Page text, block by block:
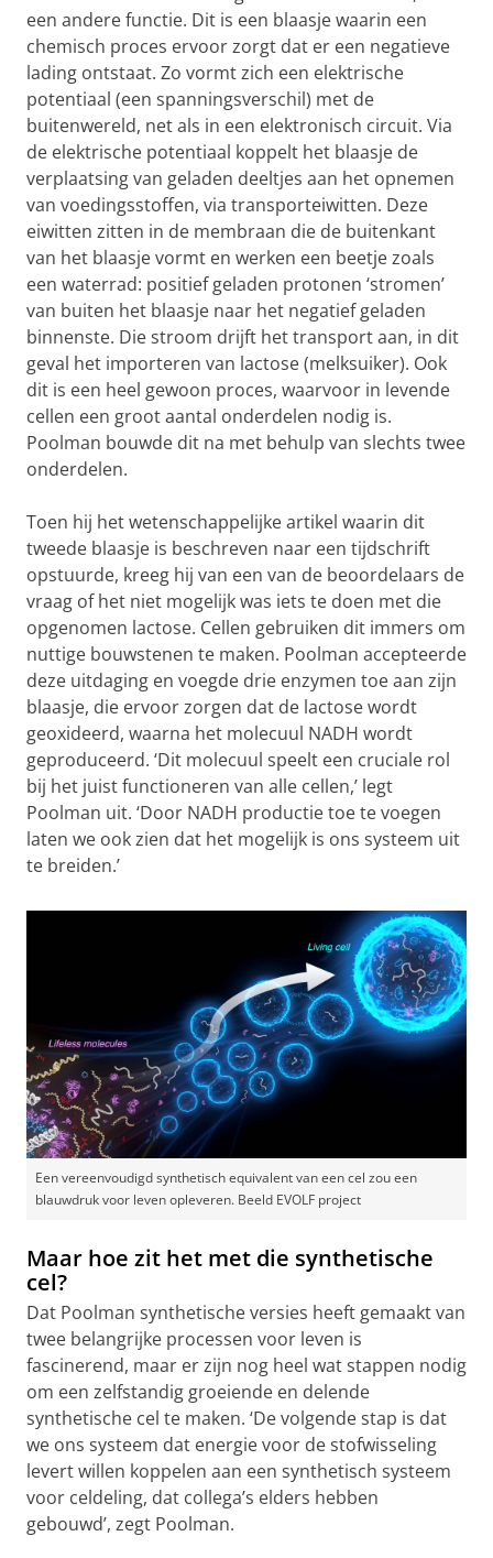
een andere functie. Dit is een blaasje waarin een
chemisch proces ervoor zorgt dat er een negatieve
lading ontstaat. Zo vormt zich een elektrische
potentiaal (een spanningsverschil) met de
buitenwereld, net als in een elektronisch circuit. Via
de elektrische potentiaal koppelt het blaasje de
verplaatsing van geladen deeltjes aan het opnemen
van voedingsstoffen, via transporteiwitten. Deze
eiwitten zitten in de membraan die de buitenkant
van het blaasje vormt en werken een beetje zoals
een waterrad: positief geladen protonen ‘stromen’
van buiten het blaasje naar het negatief geladen
binnenste. Die stroom drijft het transport aan, in dit
geval het importeren van lactose (melksuiker). Ook
dit is een heel gewoon proces, waarvoor in levende
cellen een groot aantal onderdelen nodig is.
Poolman bouwde dit na met behulp van slechts twee
onderdelen.
Toen hij het wetenschappelijke artikel waarin dit
tweede blaasje is beschreven naar een tijdschrift
opstuurde, kreeg hij van een van de beoordelaars de
vraag of het niet mogelijk was iets te doen met die
opgenomen lactose. Cellen gebruiken dit immers om
nuttige bouwstenen te maken. Poolman accepteerde
deze uitdaging en voegde drie enzymen toe aan zijn
blaasje, die ervoor zorgen dat de lactose wordt
geoxideerd, waarna het molecuul NADH wordt
geproduceerd. ‘Dit molecuul speelt een cruciale rol
bij het juist functioneren van alle cellen,’ legt
Poolman uit. ‘Door NADH productie toe te voegen
laten we ook zien dat het mogelijk is ons systeem uit
te breiden.’
Een vereenvoudigd synthetisch equivalent van een cel zou een
blauwdruk voor leven opleveren. Beeld EVOLF project
Maar hoe zit het met die synthetische
cel?
Dat Poolman synthetische versies heeft gemaakt van
twee belangrijke processen voor leven is
fascinerend, maar er zijn nog heel wat stappen nodig
om een zelfstandig groeiende en delende
synthetische cel te maken. ‘De volgende stap is dat
we ons systeem dat energie voor de stofwisseling
levert willen koppelen aan een synthetisch systeem
voor celdeling, dat collega’s elders hebben
gebouwd’, zegt Poolman.